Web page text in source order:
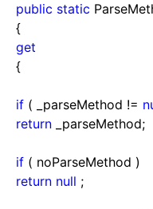
public static
{
get
{
if ( _parseMethod !=
return
_parseMethod;
if ( noParseMethod )
return null ;